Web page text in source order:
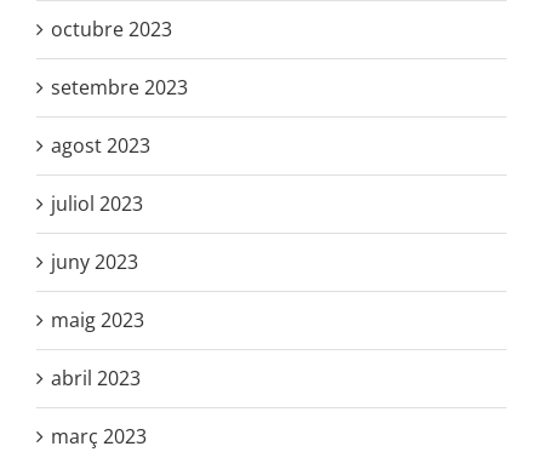
octubre 2023
setembre 2023
agost 2023
juliol 2023
juny 2023
maig 2023
abril 2023
març 2023